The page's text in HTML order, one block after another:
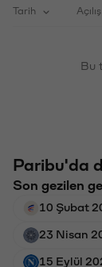
Tarih Açılış
Bu
Paribu'da
Son gezilen
10 Şubat
23 Nisan
15 Eylül